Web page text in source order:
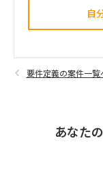
自
要件定義の案件一覧
あなた